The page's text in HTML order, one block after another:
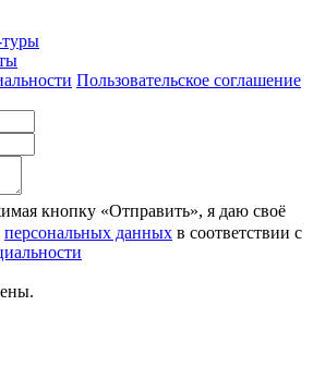
Пользовательское соглашение
кнопку «Отправить», я даю своё
персональных данных в соответствии с